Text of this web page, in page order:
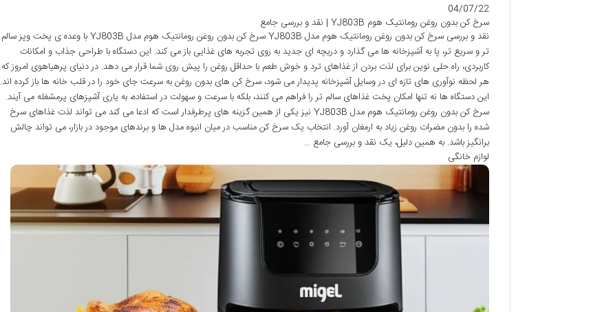
04/07/22
سرخ کن بدون روغن رومانتیک هوم YJ803B | نقد و بررسی جامع
نقد و بررسی سرخ کن بدون روغن رومانتیک هوم مدل YJ803B سرخ کن بدون روغن رومانتیک هوم مدل YJ803B با وعده ی پخت وپز سالم
تر و سریع تر، پا به آشپزخانه ها می گذارد و دریچه ای جدید به روی تجربه های غذایی باز می کند. این دستگاه با طراحی جذاب و امکانات
کاربردی، راه حلی نوین برای لذت بردن از غذاهای ترد و خوش طعم با حداقل روغن را پیش روی شما قرار می دهد. در دنیای پرهیاهوی امروز که
هر لحظه نوآوری های تازه ای در وسایل آشپزخانه پدیدار می شود، سرخ کن های بدون روغن به سرعت جای خود را در قلب خانه ها باز کرده اند.
این دستگاه ها نه تنها امکان پخت غذاهای سالم تر را فراهم می کنند، بلکه با سرعت و سهولت در استفاده، به یاری آشپزهای پرمشغله می آیند.
سرخ کن بدون روغن رومانتیک هوم مدل YJ803B نیز یکی از همین گزینه های پرطرفدار است که ادعا می کند می تواند لذت غذاهای سرخ
شده را بدون مضرات روغن زیاد به ارمغان آورد. انتخاب یک سرخ کن مناسب در میان انبوه مدل ها و برندهای موجود در بازار، می تواند چالش
برانگیز باشد. به همین دلیل، یک نقد و بررسی جامع …
لوازم خانگی